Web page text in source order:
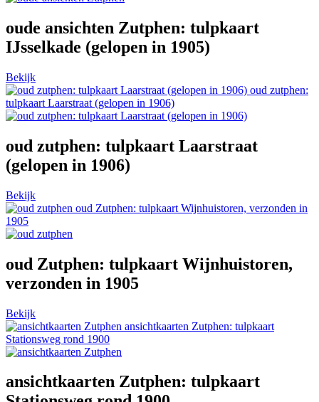
oude ansichten Zutphen: tulpkaart
IJsselkade (gelopen in 1905)
Bekijk
oud zutphen:
tulpkaart Laarstraat (gelopen in 1906)
oud zutphen: tulpkaart Laarstraat
(gelopen in 1906)
Bekijk
oud Zutphen: tulpkaart Wijnhuistoren, verzonden in
1905
oud Zutphen: tulpkaart Wijnhuistoren,
verzonden in 1905
Bekijk
ansichtkaarten Zutphen: tulpkaart
Stationsweg rond 1900
ansichtkaarten Zutphen: tulpkaart